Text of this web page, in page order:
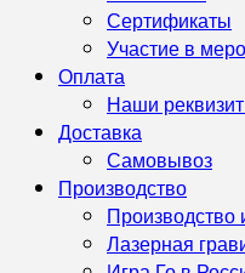
Сертификаты
Участие в
Оплата
Наши
Доставка
Самовывоз
Производство
Производство
Лазерная